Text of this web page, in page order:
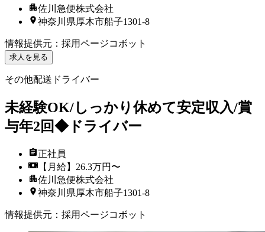
佐川急便株式会社
神奈川県厚木市船子1301-8
情報提供元 ： 採用ページコボット
求人を見る
その他配送ドライバー
未経験OK/しっかり休めて安定収入/賞
与年2回◆ドライバー
正社員
【月給】26.3万円〜
佐川急便株式会社
神奈川県厚木市船子1301-8
情報提供元 ： 採用ページコボット